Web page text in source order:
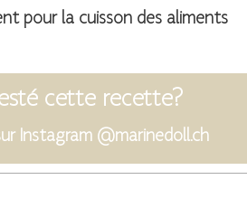
pour la cuisson des aliments
cette recette?
Instagram @marinedoll.ch